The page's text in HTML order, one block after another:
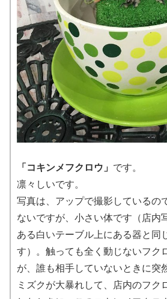
「コキンメフクロウ」 です。
凛々しいです。
写真は、アップで撮影しているの
ないですが、小さい体です（店内
ある白いテーブル上にある器と同
す）。触っても全く動じないフク
が、誰も相手していないときに突
ミズクが大暴れして、店内のフク